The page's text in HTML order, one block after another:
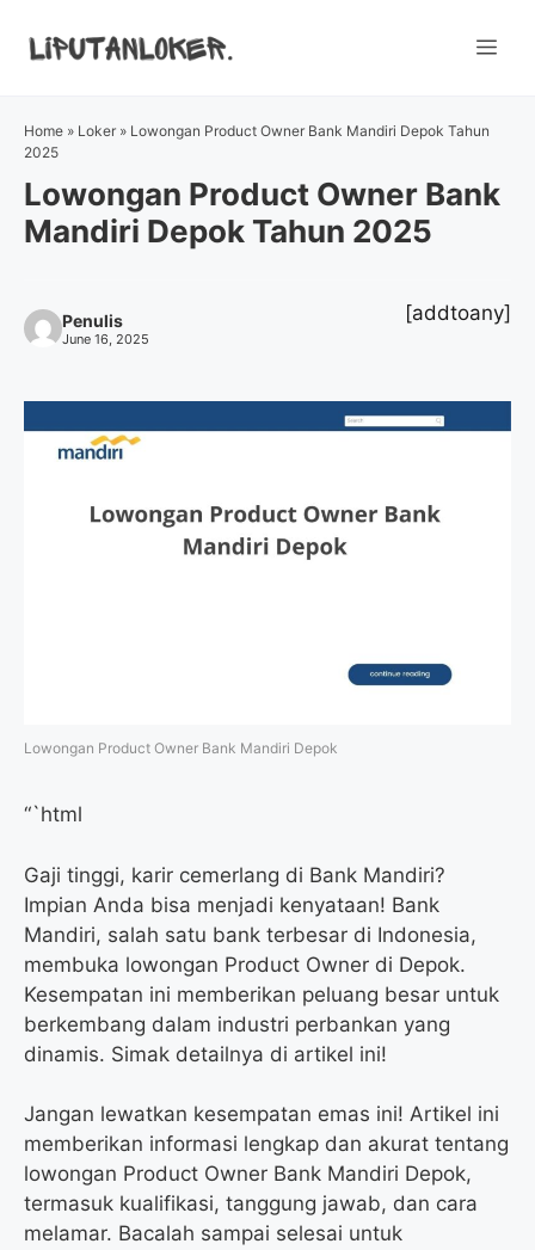
Home » Loker » Lowongan Product Owner Bank Mandiri Depok Tahun
2025
Lowongan Product Owner Bank
Mandiri Depok Tahun 2025
Penulis
June 16, 2025
[addtoany]
Lowongan Product Owner Bank Mandiri Depok
“`html
Gaji tinggi, karir cemerlang di Bank Mandiri?
Impian Anda bisa menjadi kenyataan! Bank
Mandiri, salah satu bank terbesar di Indonesia,
membuka lowongan Product Owner di Depok.
Kesempatan ini memberikan peluang besar untuk
berkembang dalam industri perbankan yang
dinamis. Simak detailnya di artikel ini!
Jangan lewatkan kesempatan emas ini! Artikel ini
memberikan informasi lengkap dan akurat tentang
lowongan Product Owner Bank Mandiri Depok,
termasuk kualifikasi, tanggung jawab, dan cara
melamar. Bacalah sampai selesai untuk